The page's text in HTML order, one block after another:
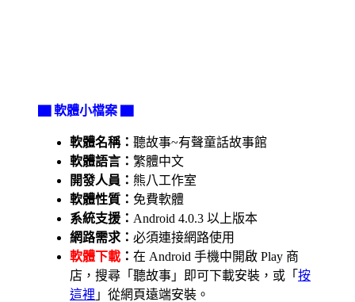
▇ 軟體小檔案 ▇
軟體名稱： 聽故事~有聲童話故事館
軟體語言： 繁體中文
開發人員： 熊八工作室
軟體性質： 免費軟體
系統支援： Android 4.0.3 以上版本
網路需求： 必須連接網路使用
軟體下載 ： 在 Android 手機中開啟 Play 商
店，搜尋「聽故事」即可下載安裝，或「 按
這裡 」從網頁遠端安裝。